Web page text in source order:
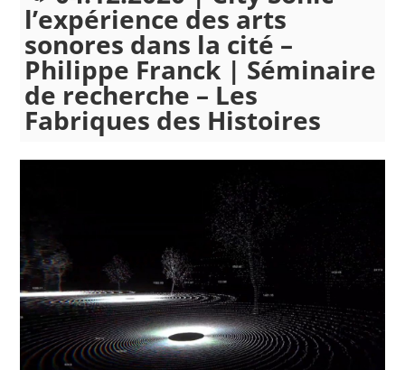
l’expérience des arts
sonores dans la cité –
Philippe Franck | Séminaire
de recherche – Les
Fabriques des Histoires